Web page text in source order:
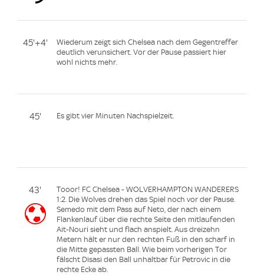
45'+4'
Wiederum zeigt sich Chelsea nach dem Gegentreffer
deutlich verunsichert. Vor der Pause passiert hier
wohl nichts mehr.
45' Es gibt vier Minuten Nachspielzeit.
43'
Tooor! FC Chelsea - WOLVERHAMPTON WANDERERS
1:2. Die Wolves drehen das Spiel noch vor der Pause.
Semedo mit dem Pass auf Neto, der nach einem
Flankenlauf über die rechte Seite den mitlaufenden
Ait-Nouri sieht und flach anspielt. Aus dreizehn
Metern hält er nur den rechten Fuß in den scharf in
die Mitte gepassten Ball. Wie beim vorherigen Tor
fälscht Disasi den Ball unhaltbar für Petrovic in die
rechte Ecke ab.